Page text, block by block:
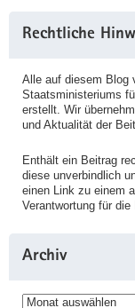
Rechtliche
Alle auf diesem Blog
Staatsministeriums
erstellt. Wir
und Aktualität der
Enthält ein Beitrag
diese unverbindlich
einen Link zu einem
Verantwortung für
Archiv
Archiv